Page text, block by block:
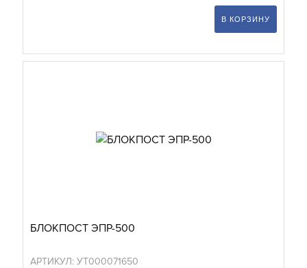
В КОРЗИНУ
БЛОКПОСТ ЭПР-500
АРТИКУЛ: УТ000071650